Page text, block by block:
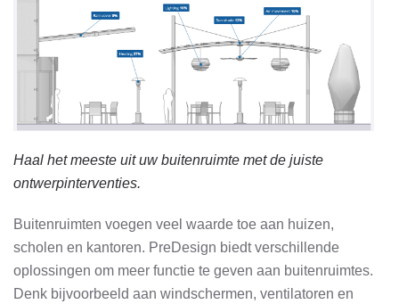
Haal het meeste uit uw buitenruimte met de juiste
ontwerpinterventies.
Buitenruimten voegen veel waarde toe aan huizen,
scholen en kantoren. PreDesign biedt verschillende
oplossingen om meer functie te geven aan buitenruimtes.
Denk bijvoorbeeld aan windschermen, ventilatoren en